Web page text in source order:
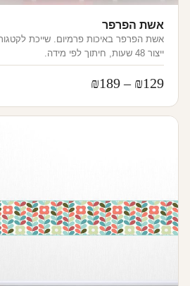
אשת הפרפר
אשת הפרפר באיכות פרמיום. שייכת
ייצור 48 שעות, חיתוך לפי מידה.
₪129
–
₪189
מחירים: